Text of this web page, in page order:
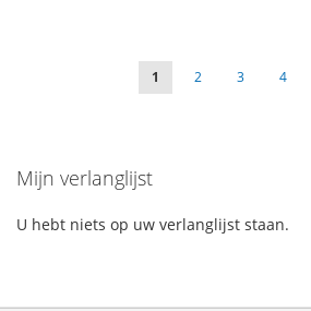
Pagina
U
pagina
1 Pagina
2 Pagina
3 Pagina
4
Mijn verlanglijst
U hebt niets op uw verlanglijst staan.